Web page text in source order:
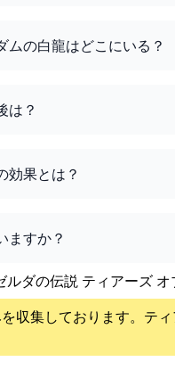
ムの白龍はどこにいる？
は？
効果とは？
ますか？
ダの伝説 ティアーズ
収集しております。 テ